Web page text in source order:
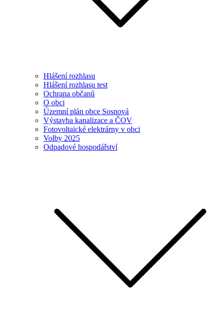
Hlášení rozhlasu
Hlášení rozhlasu test
Ochrana občanů
O obci
Územní plán obce Sosnová
Výstavba kanalizace a ČOV
Fotovoltaické elektrárny v obci
Volby 2025
Odpadové hospodářství